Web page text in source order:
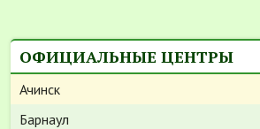
ОФИЦИАЛЬНЫЕ ЦЕНТРЫ
Ачинск
Барнаул